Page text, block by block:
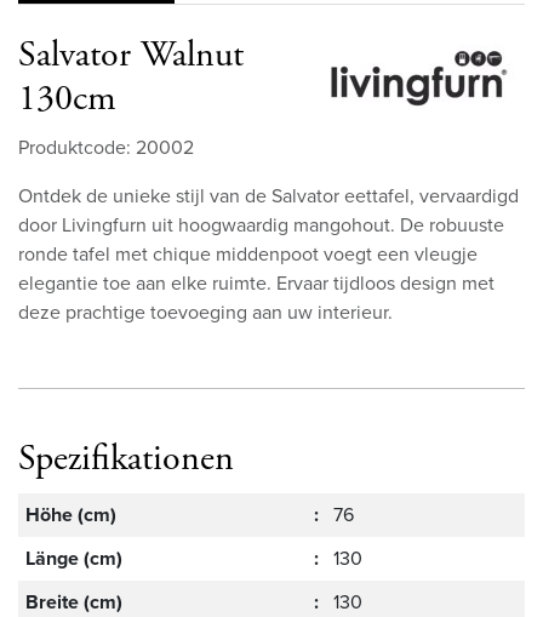
Salvator Walnut
130cm
Produktcode: 20002
Ontdek de unieke stijl van de Salvator eettafel, vervaardigd
door Livingfurn uit hoogwaardig mangohout. De robuuste
ronde tafel met chique middenpoot voegt een vleugje
elegantie toe aan elke ruimte. Ervaar tijdloos design met
deze prachtige toevoeging aan uw interieur.
Spezifikationen
Höhe (cm) : 76
Länge (cm)
: 130
Breite (cm)
: 130